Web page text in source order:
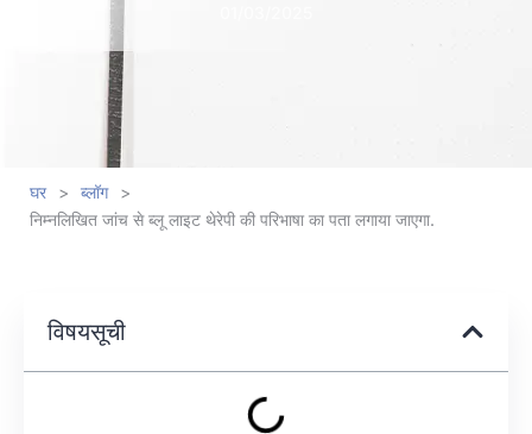
घर > ब्लॉग
>
निम्नलिखित जांच से ब्लू लाइट थेरेपी की परिभाषा का पता लगाया जाएगा.
विषयसूची